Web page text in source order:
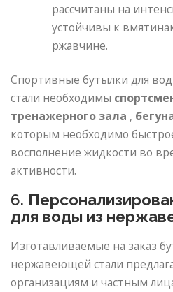
рассчитаны на
устойчивы к
ржавчине.
Спортивные бутылки для
стали необходимы
тренажерного зала ,
которым необходимо
восполнение жидкости во
активности.
6.
для воды из
Изготавливаемые на заказ
нержавеющей стали
организациям и частным